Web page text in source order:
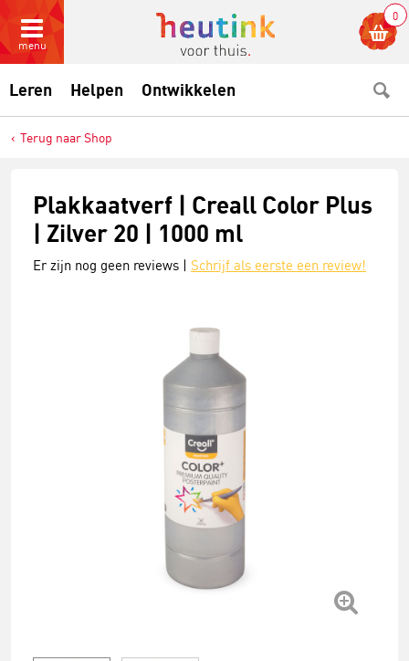
menu
0
Leren Helpen Ontwikkelen
Terug naar Shop
Plakkaatverf | Creall Color Plus
| Zilver 20 | 1000 ml
Er zijn nog geen reviews | Schrijf als eerste een review!